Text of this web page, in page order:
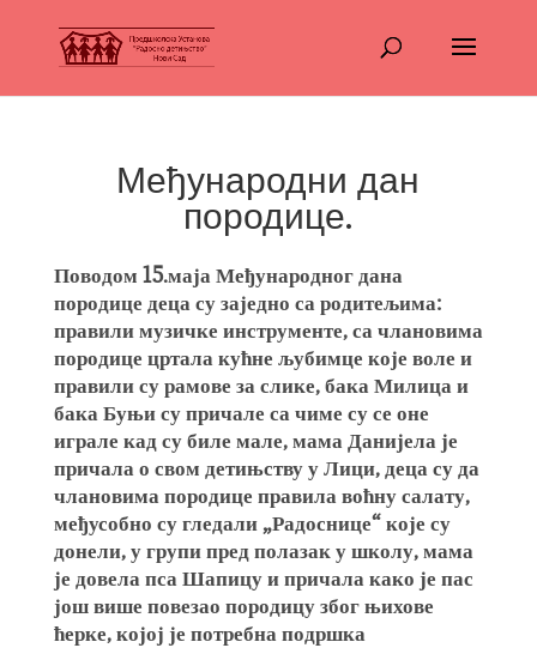
Међународни дан
породице.
Поводом 15.маја Међународног дана
породице деца су заједно са родитељима:
правили музичке инструменте, са члановима
породице цртала кућне љубимце које воле и
правили су рамове за слике, бака Милица и
бака Буњи су причале са чиме су се оне
играле кад су биле мале, мама Данијела је
причала о свом детињству у Лици, деца су да
члановима породице правила воћну салату,
међусобно су гледали „Радоснице“ које су
донели, у групи пред полазак у школу, мама
је довела пса Шапицу и причала како је пас
још више повезао породицу због њихове
ћерке, којој је потребна подршка